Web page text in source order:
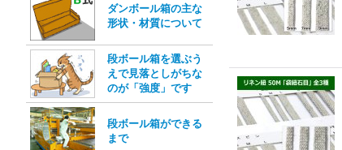
ダンボール箱の主な
形状・材質について
段ボール箱を選ぶう
えで見落としがちな
のが「強度」です
段ボール箱ができる
まで